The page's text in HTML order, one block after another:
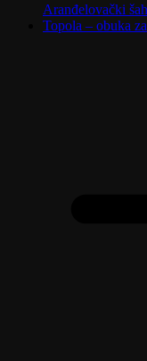
Aranđelovački
Topola – obuka